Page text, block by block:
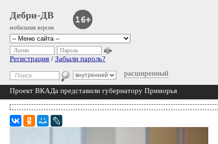
Дебри-ДВ
мобильная версия
расширенный
Логин Пароль
Регистрация / Забыли пароль?
Проект ВКАДа представили губернатору Приморья